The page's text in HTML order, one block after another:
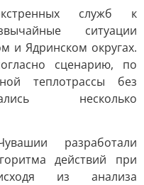
служб к
ситуации
и Ядринском округах.
сценарию, по
теплотрассы без
несколько
разработали
действий при
из анализа